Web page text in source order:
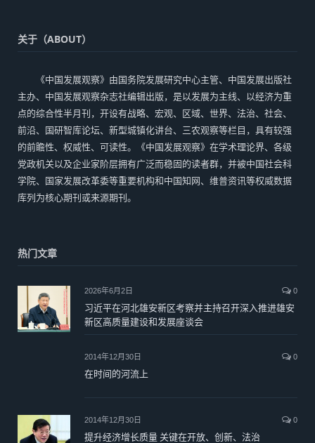
关于（ABOUT）
《中国发展观察》由国务院发展研究中心主管、中国发展出版社
主办、中国发展观察杂志社编辑出版，是以发展为主线、以经济为重
点的综合性半月刊，开设有战略、宏观、区域、世界、法治、社会、
前沿、国研智库论坛、新型城镇化讲台、三农观察等栏目，具有较强
的前瞻性、权威性、可读性。《中国发展观察》在学术理论界、各级
党政机关以及企业家阶层拥有广泛而稳固的读者群，并被中国社会科
学院、国家发展改革委等重要机构和中国知网、维普资讯等权威数据
库列为核心期刊或来源期刊。
热门文章
2026年6月2日 0
习近平在河北雄安新区考察并主持召开深入推进雄安
新区高质量建设和发展座谈会
2014年12月30日 0
在时间的河流上
2014年12月30日 0
提升经济增长质量 关键在开放、创新、法治